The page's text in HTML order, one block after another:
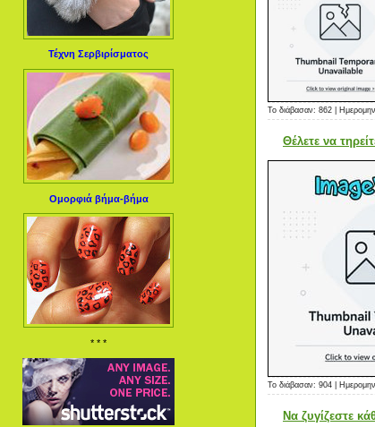
Τέχνη Σερβιρίσματος
Ομορφιά βήμα-βήμα
* * *
Το διάβασαν: 862 |
Θέλετε να
Το διάβασαν: 904 |
Να ζυγίζεστε